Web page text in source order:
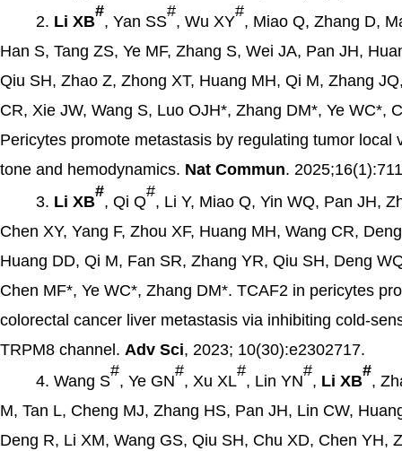
2. Li XB
#
, Yan SS
#
, Wu XY
#
, Miao Q, Zhang D,
Han S, Tang ZS, Ye MF, Zhang S, Wei JA, Pan JH,
Qiu SH, Zhao Z, Zhong XT, Huang MH, Qi M, Zhang
CR, Xie JW, Wang S, Luo OJH*, Zhang DM*, Ye WC*,
Pericytes promote metastasis by regulating tumor local
tone and hemodynamics. Nat Commun.
3. Li XB
#
, Qi Q
#
, Li Y, Miao Q, Yin WQ, Pan JH,
Chen XY, Yang F, Zhou XF, Huang MH, Wang CR,
Huang DD, Qi M, Fan SR, Zhang YR, Qiu SH, Deng
Chen MF*, Ye WC*, Zhang DM*. TCAF2 in pericytes
colorectal cancer liver metastasis via inhibiting cold-
TRPM8 channel. Adv Sci, 2023; 10(30):e2302717.
4. Wang S
#
, Ye GN
#
, Xu XL
#
, Lin YN
#
, Li XB
#
,
M, Tan L, Cheng MJ, Zhang HS, Pan JH, Lin CW,
Deng R, Li XM, Wang GS, Qiu SH, Chu XD, Chen YH,